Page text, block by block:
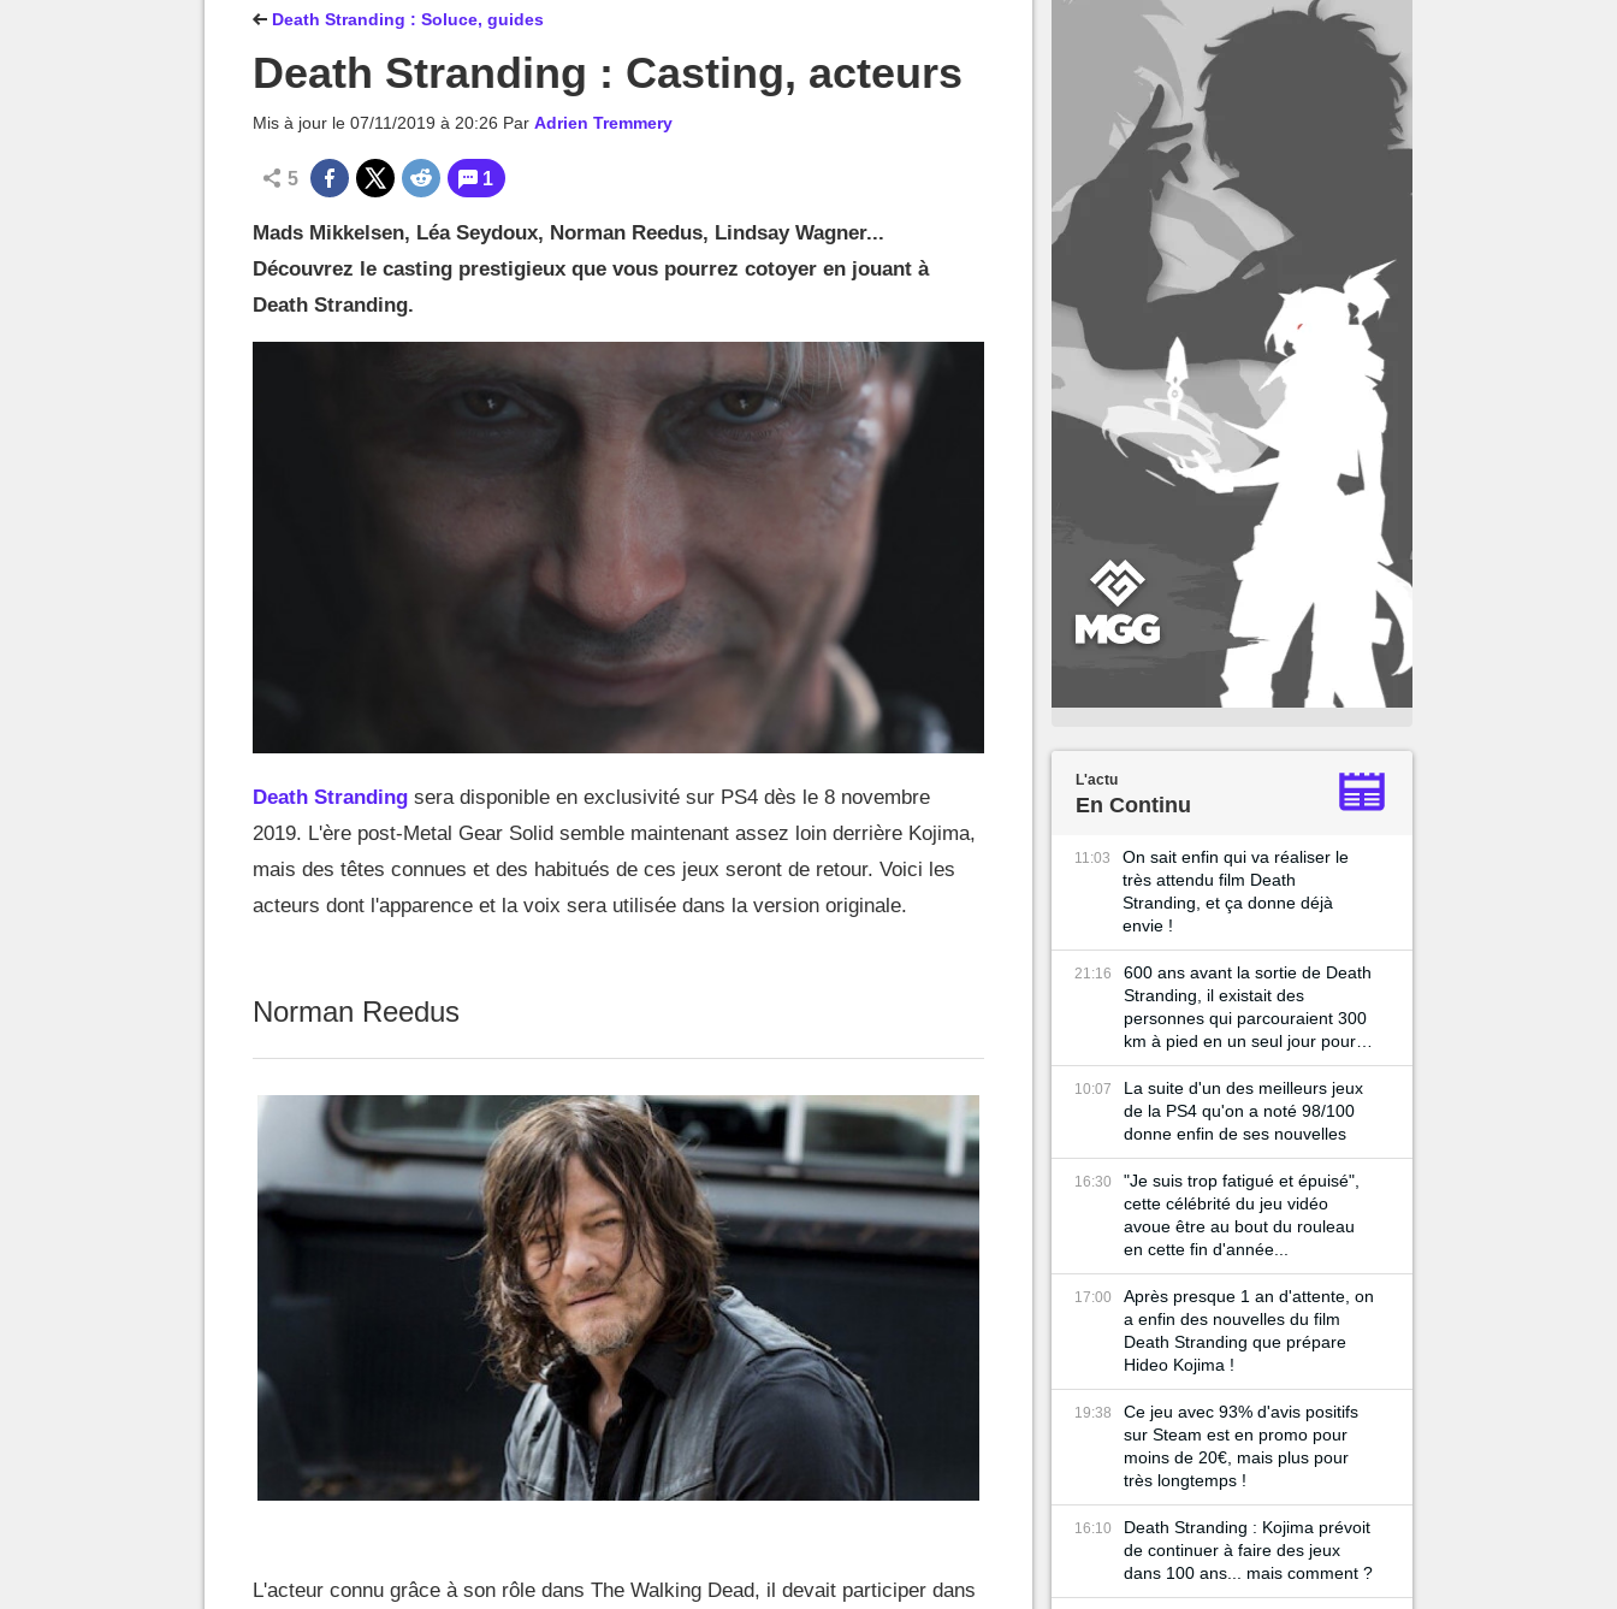
Death Stranding : Soluce, guides
Death Stranding : Casting, acteurs
Mis à jour le 07/11/2019 à 20:26 Par Adrien Tremmery
5 1
Mads Mikkelsen, Léa Seydoux, Norman Reedus, Lindsay Wagner...
Découvrez le casting prestigieux que vous pourrez cotoyer en jouant à
Death Stranding.
Death Stranding sera disponible en exclusivité sur PS4 dès le 8 novembre
2019. L'ère post-Metal Gear Solid semble maintenant assez loin derrière Kojima,
mais des têtes connues et des habitués de ces jeux seront de retour. Voici les
acteurs dont l'apparence et la voix sera utilisée dans la version originale.
Norman Reedus
L'acteur connu grâce à son rôle dans The Walking Dead, il devait participer dans
L'actu
En Continu
11:03
On sait enfin qui va réaliser le
très attendu film Death
Stranding, et ça donne déjà
envie !
21:16
600 ans avant la sortie de Death
Stranding, il existait des
personnes qui parcouraient 300
km à pied en un seul jour pour
livrer des colis !
10:07
La suite d'un des meilleurs jeux
de la PS4 qu'on a noté 98/100
donne enfin de ses nouvelles
16:30
"Je suis trop fatigué et épuisé",
cette célébrité du jeu vidéo
avoue être au bout du rouleau
en cette fin d'année...
17:00
Après presque 1 an d'attente, on
a enfin des nouvelles du film
Death Stranding que prépare
Hideo Kojima !
19:38
Ce jeu avec 93% d'avis positifs
sur Steam est en promo pour
moins de 20€, mais plus pour
très longtemps !
16:10
Death Stranding : Kojima prévoit
de continuer à faire des jeux
dans 100 ans... mais comment ?